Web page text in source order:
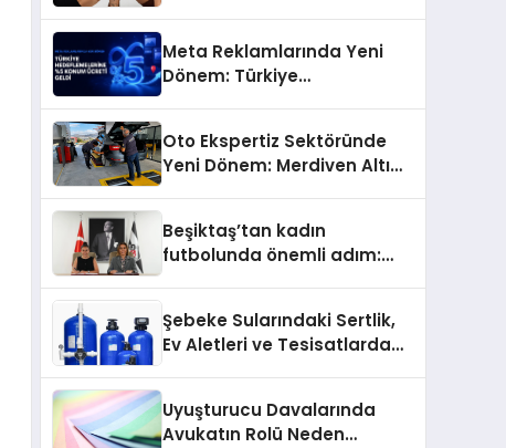
Meta Reklamlarında Yeni
Dönem: Türkiye
Oto Ekspertiz Sektöründe
Yeni Dönem: Merdiven Altı
Beşiktaş’tan kadın
futbolunda önemli adım:
Gündoğdu kulüp hafızasını
geleceğe taşıyacak
Şebeke Sularındaki Sertlik,
Ev Aletleri ve Tesisatlarda
Uyuşturucu Davalarında
Avukatın Rolü Neden